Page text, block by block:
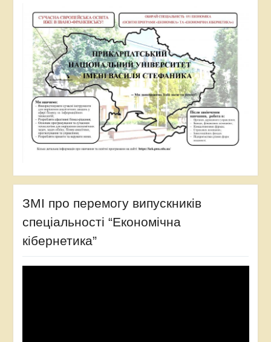
ЗМІ про перемогу випускників
спеціальності “Економічна
кібернетика”